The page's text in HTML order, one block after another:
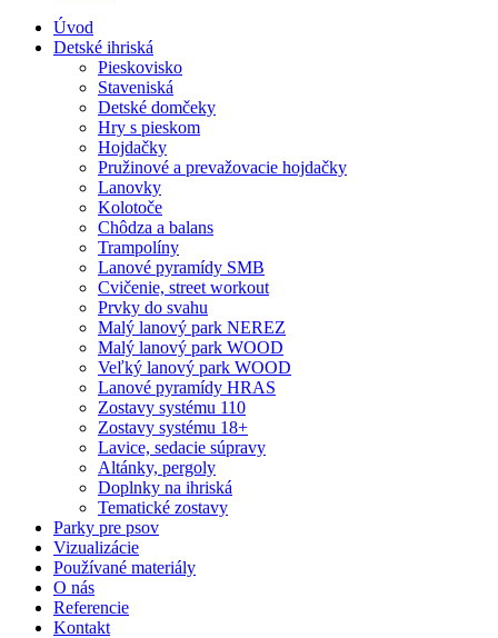
Úvod
Detské ihriská
Pieskovisko
Staveniská
Detské domčeky
Hry s pieskom
Hojdačky
Pružinové a prevažovacie hojdačky
Lanovky
Kolotoče
Chôdza a balans
Trampolíny
Lanové pyramídy SMB
Cvičenie, street workout
Prvky do svahu
Malý lanový park NEREZ
Malý lanový park WOOD
Veľký lanový park WOOD
Lanové pyramídy HRAS
Zostavy systému 110
Zostavy systému 18+
Lavice, sedacie súpravy
Altánky, pergoly
Doplnky na ihriská
Tematické zostavy
Parky pre psov
Vizualizácie
Používané materiály
O nás
Referencie
Kontakt